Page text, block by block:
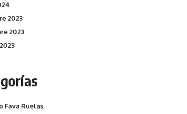
2023
2023
Fava Ruelas